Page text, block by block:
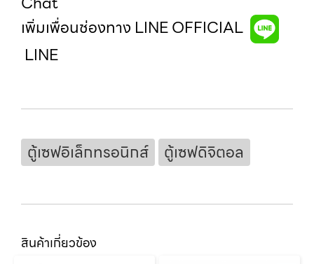
เพิ่มเพื่อนช่องทาง LINE OFFICIAL
LINE
ตู้เซฟอิเล็กทรอนิกส์ ตู้เซฟดิจิตอล
สินค้าเกี่ยวข้อง